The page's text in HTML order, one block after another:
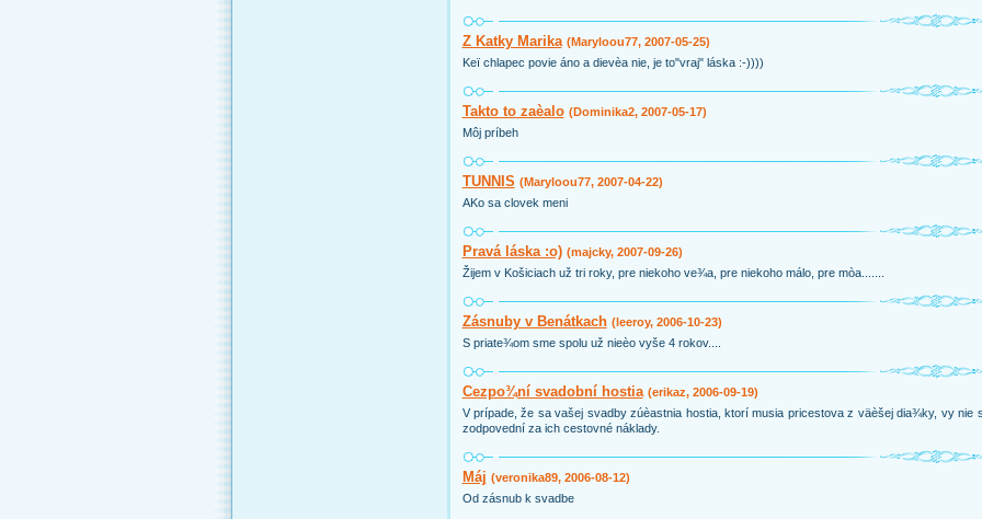
Z Katky Marika (Maryloou77, 2007-05-25)
Keï chlapec povie áno a dievèa nie, je to"vraj" láska :-))))
Takto to zaèalo (Dominika2, 2007-05-17)
Môj príbeh
TUNNIS (Maryloou77, 2007-04-22)
AKo sa clovek meni
Pravá láska :o) (majcky, 2007-09-26)
Žijem v Košiciach už tri roky, pre niekoho ve¾a, pre niekoho málo, pre mòa.......
Zásnuby v Benátkach (leeroy, 2006-10-23)
S priate¾om sme spolu už nieèo vyše 4 rokov....
Cezpo¾ní svadobní hostia (erikaz, 2006-09-19)
V prípade, že sa vašej svadby zúèastnia hostia, ktorí musia pricestova z väèšej dia¾ky, vy nie
zodpovední za ich cestovné náklady.
Máj (veronika89, 2006-08-12)
Od zásnub k svadbe